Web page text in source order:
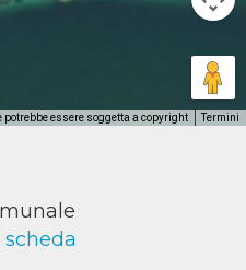
potrebbe essere soggetta a copyright Termini